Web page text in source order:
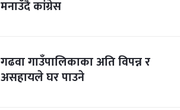
मनाउँदै कांग्रेस
गढवा गाउँपालिकाका अति विपन्न र
असहायले घर पाउने